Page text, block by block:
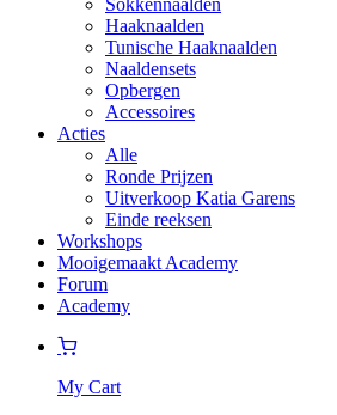
Haaknaalden
Tunische Haaknaalden
Naaldensets
Opbergen
Accessoires
Acties
Alle
Ronde Prijzen
Uitverkoop Katia Garens
Einde reeksen
Workshops
Mooigemaakt Academy
Forum
Academy
My Cart